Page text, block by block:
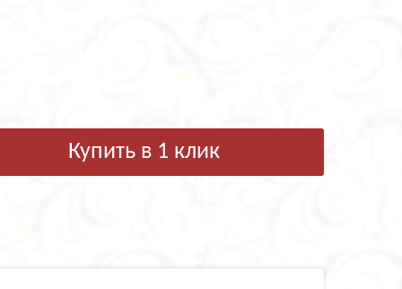
Купить в 1 клик